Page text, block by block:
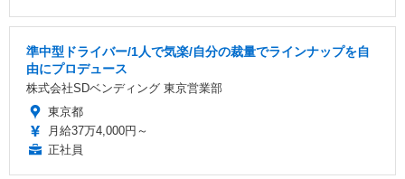
準中型ドライバー/1人で気楽/自分の裁量でラインナップを自
由にプロデュース
株式会社SDベンディング 東京営業部
東京都
月給37万4,000円～
正社員